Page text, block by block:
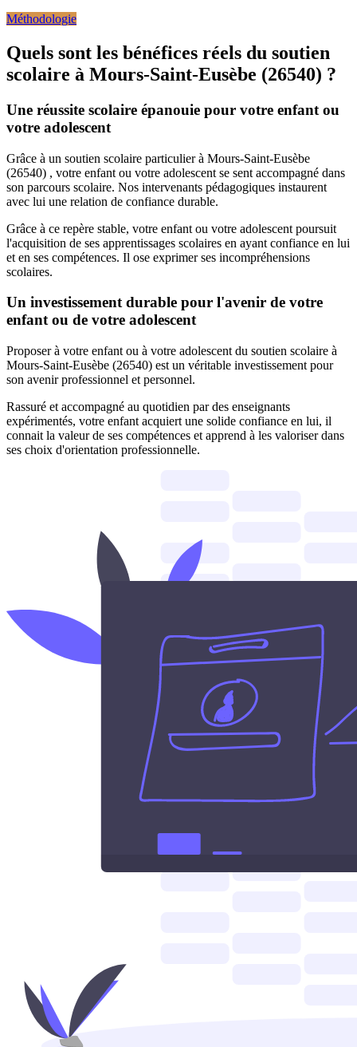
Méthodologie
Quels sont les bénéfices réels du soutien
scolaire à Mours-Saint-Eusèbe (26540) ?
Une réussite scolaire épanouie pour votre enfant ou
votre adolescent
Grâce à un soutien scolaire particulier à Mours-Saint-Eusèbe
(26540) , votre enfant ou votre adolescent se sent accompagné dans
son parcours scolaire. Nos intervenants pédagogiques instaurent
avec lui une relation de confiance durable.
Grâce à ce repère stable, votre enfant ou votre adolescent poursuit
l'acquisition de ses apprentissages scolaires en ayant confiance en lui
et en ses compétences. Il ose exprimer ses incompréhensions
scolaires.
Un investissement durable pour l'avenir de votre
enfant ou de votre adolescent
Proposer à votre enfant ou à votre adolescent du soutien scolaire à
Mours-Saint-Eusèbe (26540) est un véritable investissement pour
son avenir professionnel et personnel.
Rassuré et accompagné au quotidien par des enseignants
expérimentés, votre enfant acquiert une solide confiance en lui, il
connait la valeur de ses compétences et apprend à les valoriser dans
ses choix d'orientation professionnelle.